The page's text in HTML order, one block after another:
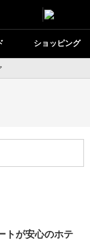
ショッピング
トが安心のホテ